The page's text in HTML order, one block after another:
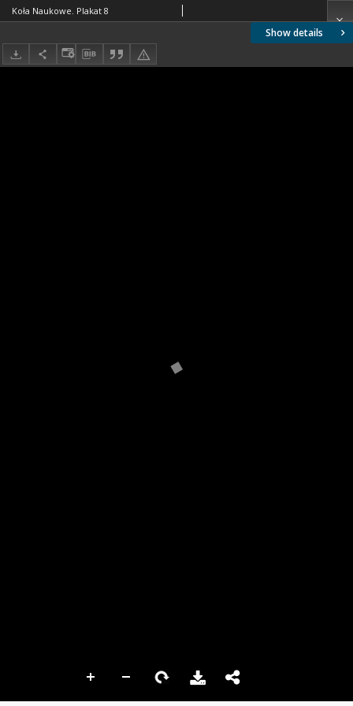
Show details
Koła Naukowe. Plakat 8